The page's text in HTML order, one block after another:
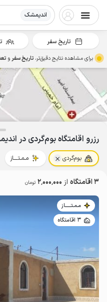
اندیمشک
رزرو اقامتگاه بوم‌گردی در
بوم‌گردی مـمـتــــاز
3 اقامتگاه از 2٬000٬000 تومان
مـمـتــــــاز
3 اقامتگاه
تاریخ سفر
برای مشاهده نتایج دقیق‌تر، تاریخ سفرو